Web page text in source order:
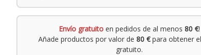
Envío gratuito en pedidos de al menos80 €!
Añade productos por valor de 80 €para obtener
gratuito.